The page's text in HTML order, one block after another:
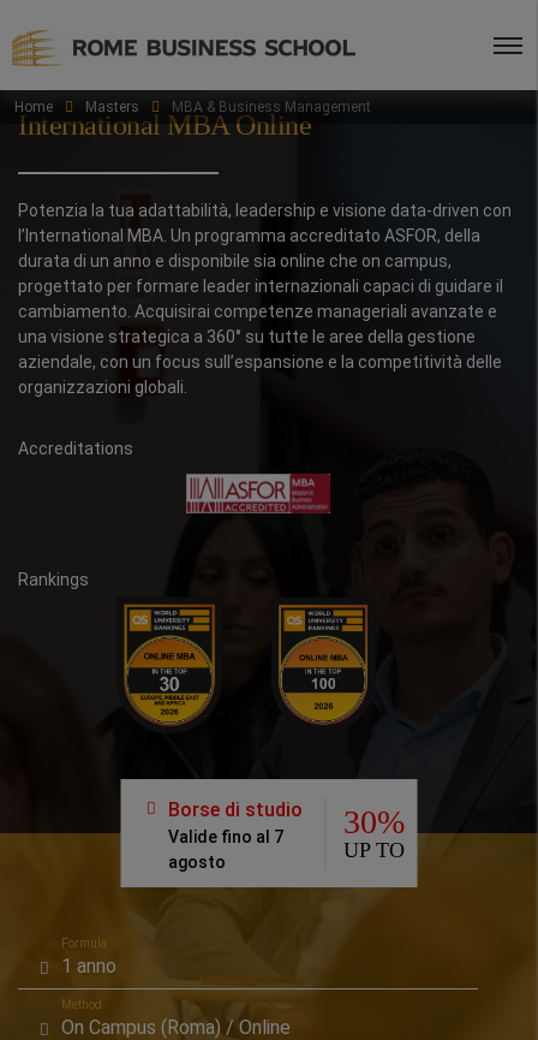
Home Masters MBA & Business Management
International MBA Online
Potenzia la tua adattabilità, leadership e visione data-driven con
l’International MBA. Un programma accreditato ASFOR, della
durata di un anno e disponibile sia online che on campus,
progettato per formare leader internazionali capaci di guidare il
cambiamento. Acquisirai competenze manageriali avanzate e
una visione strategica a 360° su tutte le aree della gestione
aziendale, con un focus sull’espansione e la competitività delle
organizzazioni globali.
Accreditations
Rankings
Formula
1 anno
Method
On Campus (Roma) / Online
Borse di studio
Valide fino al 7
agosto
30%
UP TO